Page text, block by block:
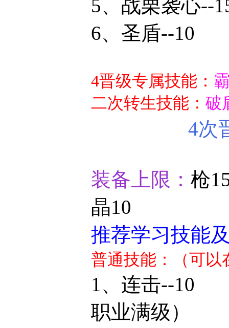
5、 战栗袭心--
6、圣盾--10
4晋级专属技能：
二次转生技能： 破
4次
装备上限： 枪
晶10
推荐学习技能
普通技能：（可以
1、连击
职业满级）